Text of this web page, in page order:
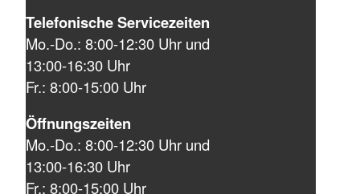
Telefonische Servicezeiten
Mo.-Do.: 8:00-12:30 Uhr und
13:00-16:30 Uhr
Fr.: 8:00-15:00 Uhr
Öffnungszeiten
Mo.-Do.: 8:00-12:30 Uhr und
13:00-16:30 Uhr
Fr.: 8:00-15:00 Uhr